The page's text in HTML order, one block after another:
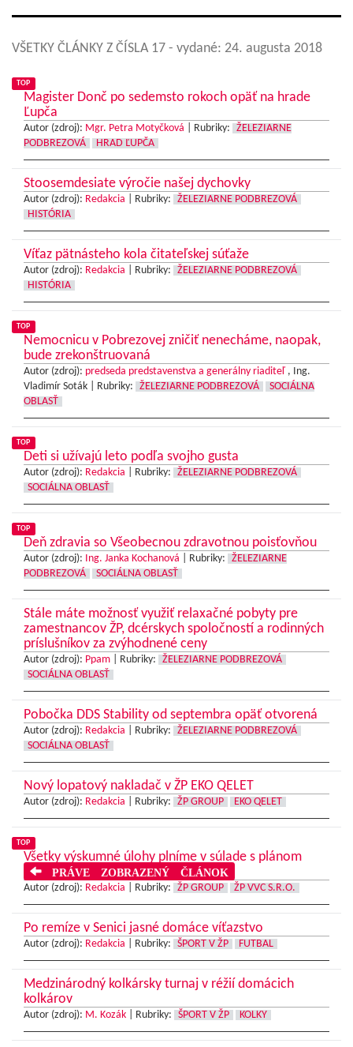
VŠETKY ČLÁNKY Z ČÍSLA 17 - vydané: 24. augusta 2018
TOP
Magister Donč po sedemsto rokoch opäť na hrade
Ľupča
Autor (zdroj): Mgr. Petra Motyčková Rubriky:
ŽELEZIARNE
PODBREZOVÁ
HRAD ĽUPČA
Stoosemdesiate výročie našej dychovky
Autor (zdroj): Redakcia Rubriky:
ŽELEZIARNE PODBREZOVÁ
HISTÓRIA
Víťaz pätnásteho kola čitateľskej súťaže
Autor (zdroj): Redakcia Rubriky:
ŽELEZIARNE PODBREZOVÁ
HISTÓRIA
TOP
Nemocnicu v Pobrezovej zničiť nenecháme, naopak,
bude zrekonštruovaná
Autor (zdroj): predseda predstavenstva a generálny riaditeľ
, Ing.
Vladimír Soták |
Rubriky: ŽELEZIARNE PODBREZOVÁ
SOCIÁLNA
OBLASŤ
TOP
Deti si užívajú leto podľa svojho gusta
Autor (zdroj): Redakcia Rubriky:
ŽELEZIARNE PODBREZOVÁ
SOCIÁLNA OBLASŤ
TOP
Deň zdravia so Všeobecnou zdravotnou poisťovňou
Autor (zdroj): Ing. Janka Kochanová Rubriky:
ŽELEZIARNE
PODBREZOVÁ
SOCIÁLNA OBLASŤ
Stále máte možnosť využiť relaxačné pobyty pre
zamestnancov ŽP, dcérskych spoločností a rodinných
príslušníkov za zvýhodnené ceny
Autor (zdroj): Ppam Rubriky:
ŽELEZIARNE PODBREZOVÁ
SOCIÁLNA OBLASŤ
Pobočka DDS Stability od septembra opäť otvorená
Autor (zdroj): Redakcia Rubriky:
ŽELEZIARNE PODBREZOVÁ
SOCIÁLNA OBLASŤ
Nový lopatový nakladač v ŽP EKO QELET
Autor (zdroj): Redakcia Rubriky: ŽP GROUP EKO QELET
TOP
Všetky výskumné úlohy plníme v súlade s plánom
PRÁVE ZOBRAZENÝ ČLÁNOK
Autor (zdroj): Redakcia Rubriky: ŽP GROUP ŽP VVC S.R.O.
Po remíze v Senici jasné domáce víťazstvo
Autor (zdroj): Redakcia Rubriky: ŠPORT V ŽP FUTBAL
Medzinárodný kolkársky turnaj v réžií domácich
kolkárov
Autor (zdroj): M. Kozák Rubriky: ŠPORT V ŽP KOLKY